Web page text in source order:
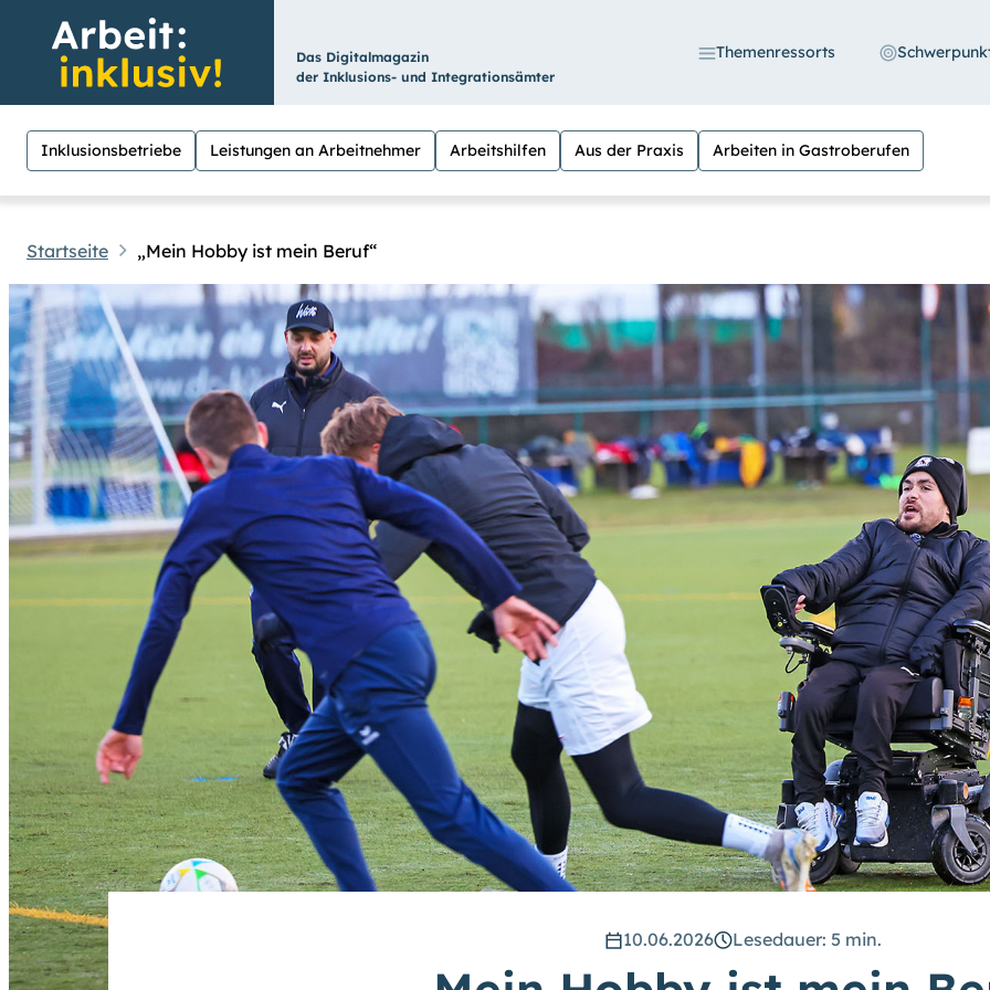
Das Digitalmagazin
der Inklusions- und Integrationsämter
Themenressorts
Inklusionsbetriebe Leistungen an Arbeitnehmer Arbeitshilfen Aus der Praxis Arbeiten in Gastroberufen
Hilfen
Für Menschen mit Sehschwäche besteht hier die Möglichkeit, den Kontrast stärker
hoch.) Für eine bessere Lesbarkeit können Sie außerdem die Schrift vergrößern. (Einfach
Übrigens: Unsere Videos sind mit Untertiteln versehen.
Leichte Sprache
Gebärdensprache (DGS)
Animationen
aus
Schriftgröße
normal
groß
Kontrast
Startseite „Mein Hobby ist mein Beruf“
10.06.2026 Lesedauer: 5 min.